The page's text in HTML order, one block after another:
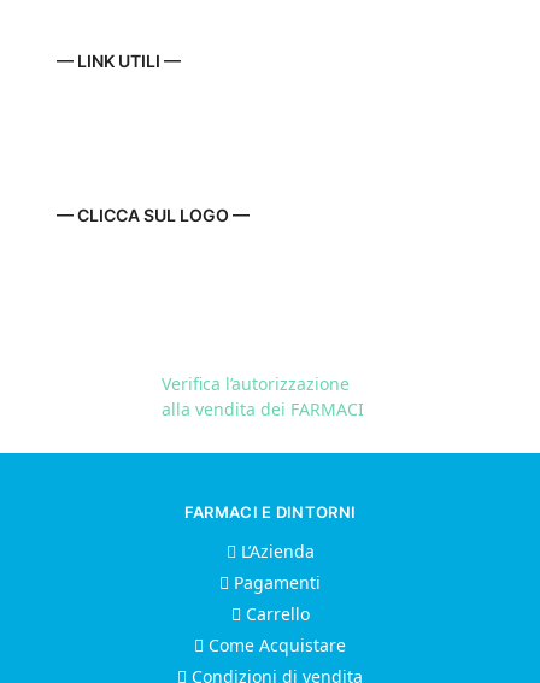
— LINK UTILI —
— CLICCA SUL LOGO —
Verifica l’autorizzazione
alla vendita dei FARMACI
FARMACI E DINTORNI
L’Azienda
Pagamenti
Carrello
Come Acquistare
Condizioni di vendita